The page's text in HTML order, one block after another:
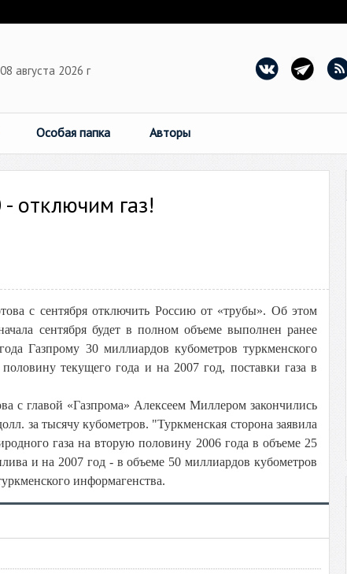
августа 2026 г
Особая папка Авторы
отключим газ!
с сентября отключить Россию от «трубы». Об этом
сентября будет в полном объеме выполнен ранее
Газпрому 30 миллиардов кубометров туркменского
текущего года и на 2007 год, поставки газа в
с главой «Газпрома» Алексеем Миллером закончились
за тысячу кубометров. "Туркменская сторона заявила
газа на вторую половину 2006 года в объеме 25
и на 2007 год - в объеме 50 миллиардов кубометров
информагенства.